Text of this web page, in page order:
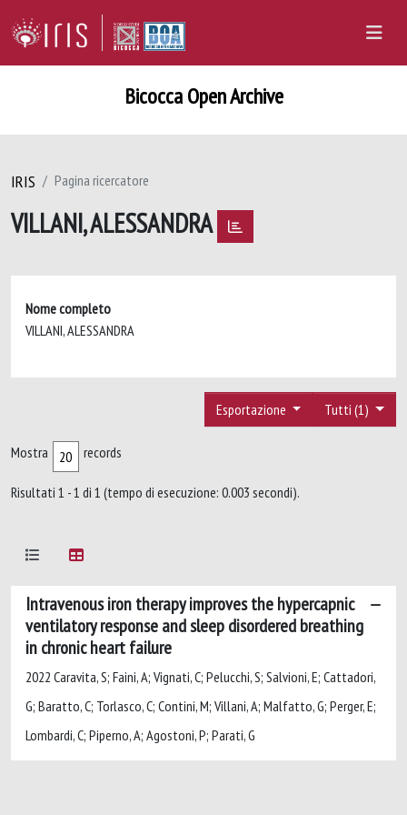
Bicocca Open Archive
IRIS Pagina ricercatore
VILLANI, ALESSANDRA
Nome completo
VILLANI, ALESSANDRA
Tutti (1)
Esportazione
Mostra records
Risultati 1 - 1 di 1 (tempo di esecuzione: 0.003 secondi).
Intravenous iron therapy improves the hypercapnic
ventilatory response and sleep disordered breathing
in chronic heart failure
2022 Caravita, S; Faini, A; Vignati, C; Pelucchi, S; Salvioni, E; Cattadori,
G; Baratto, C; Torlasco, C; Contini, M; Villani, A; Malfatto, G; Perger, E;
Lombardi, C; Piperno, A; Agostoni, P; Parati, G